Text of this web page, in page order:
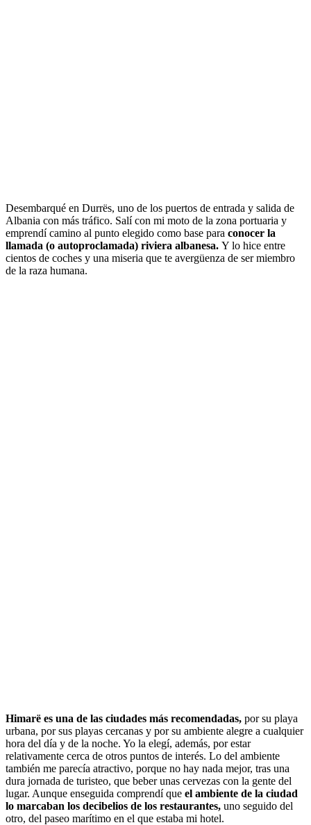
Desembarqué en Durrës, uno de los puertos de entrada y salida de
Albania con más tráfico. Salí con mi moto de la zona portuaria y
emprendí camino al punto elegido como base para conocer la
llamada (o autoproclamada) riviera albanesa. Y lo hice entre
cientos de coches y una miseria que te avergüenza de ser miembro
de la raza humana.
Himarë es una de las ciudades más recomendadas, por su playa
urbana, por sus playas cercanas y por su ambiente alegre a cualquier
hora del día y de la noche. Yo la elegí, además, por estar
relativamente cerca de otros puntos de interés. Lo del ambiente
también me parecía atractivo, porque no hay nada mejor, tras una
dura jornada de turisteo, que beber unas cervezas con la gente del
lugar. Aunque enseguida comprendí que el ambiente de la ciudad
lo marcaban los decibelios de los restaurantes, uno seguido del
otro, del paseo marítimo en el que estaba mi hotel.